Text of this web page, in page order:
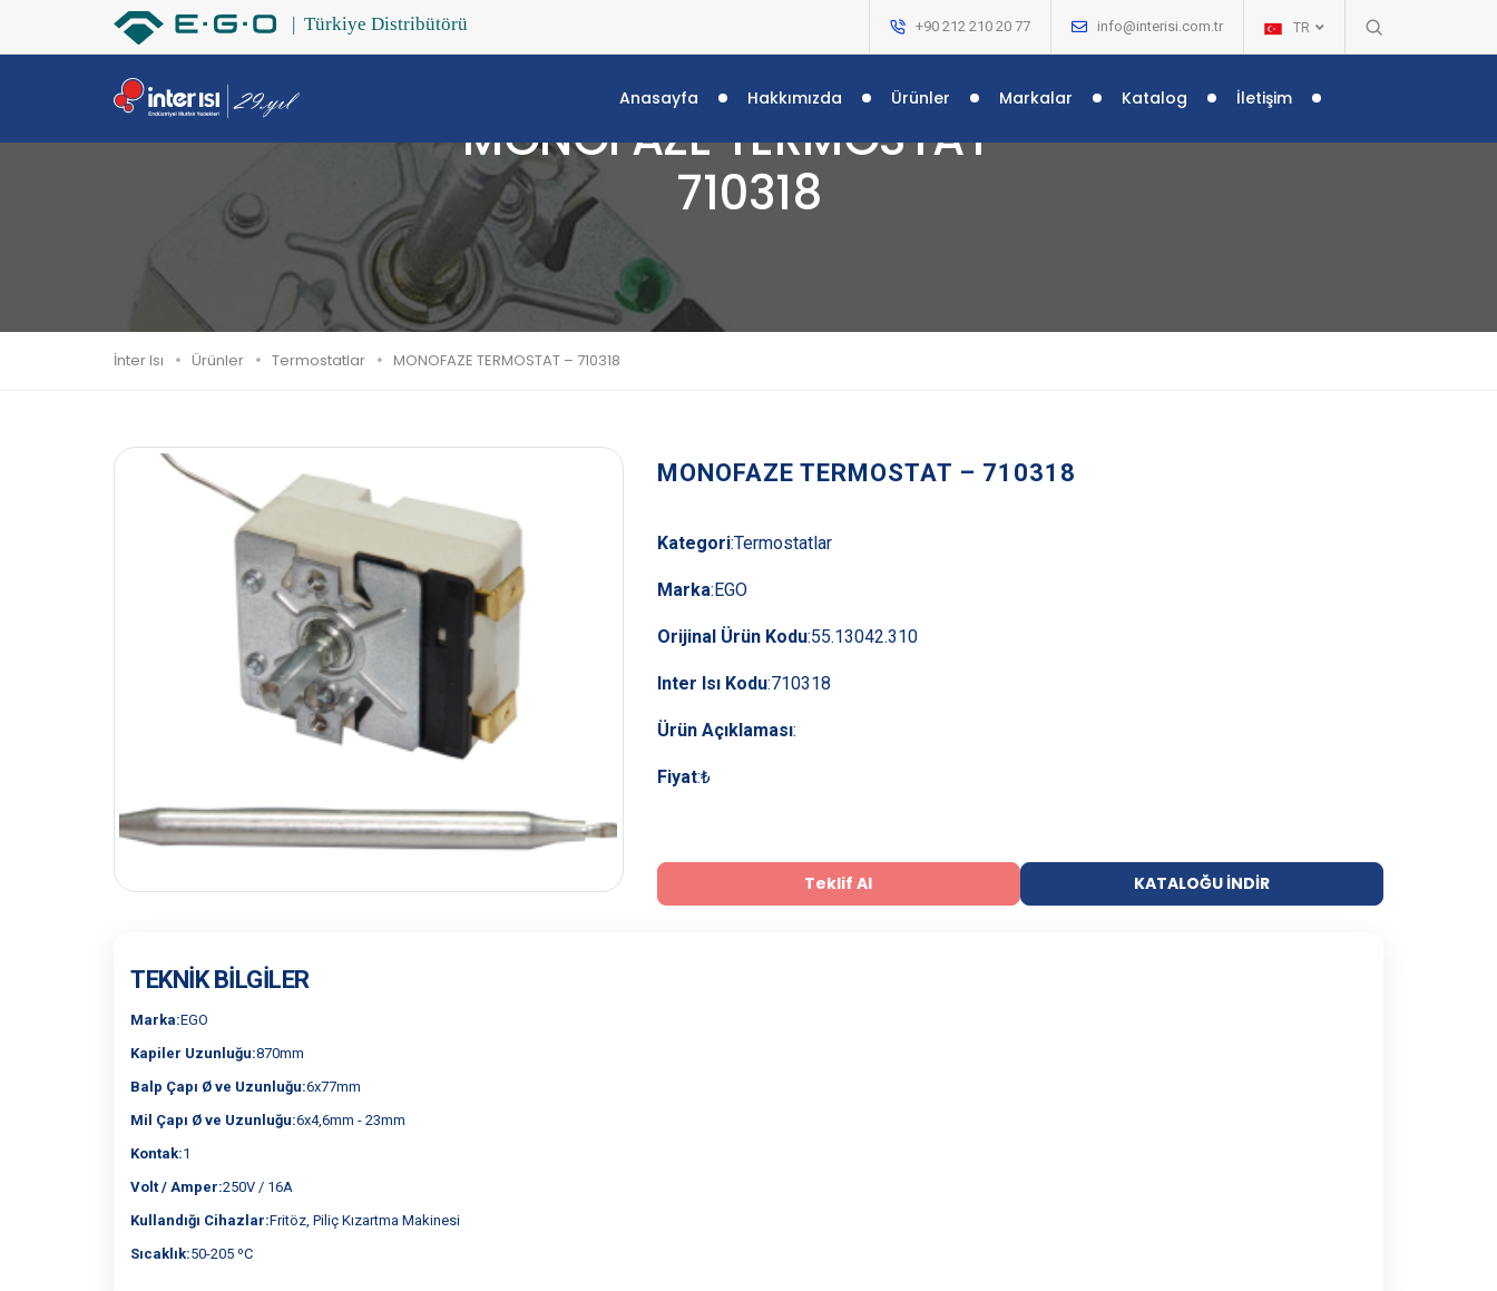
+90 212 210 20 77 info@interisi.com.tr TR
Anasayfa Hakkımızda Ürünler Markalar Katalog İletişim
MONOFAZE TERMOSTAT –
710318
İnter Isı Ürünler Termostatlar MONOFAZE TERMOSTAT – 710318
MONOFAZE TERMOSTAT – 710318
Kategori:Termostatlar
Marka: EGO
Orijinal Ürün Kodu:55.13042.310
Inter Isı Kodu:710318
Ürün Açıklaması:
Fiyat:₺
Teklif Al KATALOĞU İNDIR
TEKNIK BILGILER
Marka:EGO
Kapiler Uzunluğu:870mm
Balp Çapı Ø ve Uzunluğu:6x77mm
Mil Çapı Ø ve Uzunluğu:6x4,6mm - 23mm
Kontak:1
Volt / Amper:250V / 16A
Kullandığı Cihazlar:Fritöz, Piliç Kızartma Makinesi
Sıcaklık:50-205 ºC